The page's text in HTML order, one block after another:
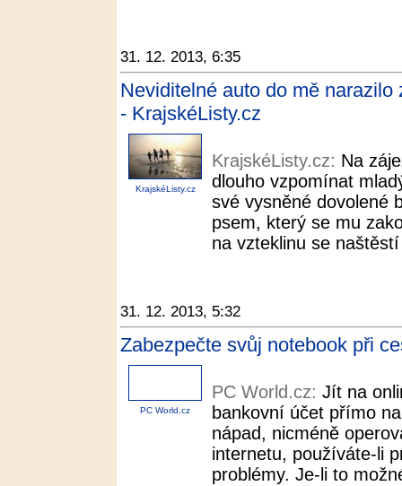
31. 12. 2013, 6:35
Neviditelné auto do mě
- KrajskéListy.cz
KrajskéListy.cz
KrajskéListy.cz: Na
dlouho vzpomínat
své vysněné dovolené
psem, který se mu
na vzteklinu se
31. 12. 2013, 5:32
Zabezpečte svůj notebook při
PC World.cz
PC World.cz: Jít na
bankovní účet přímo
nápad, nicméně
internetu, používáte-li
problémy. Je-li to